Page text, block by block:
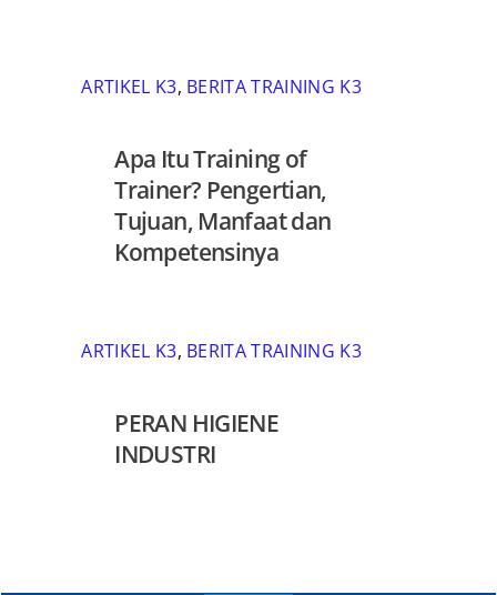
ARTIKEL K3, BERITA TRAINING K3
Apa Itu Training of
Trainer? Pengertian,
Tujuan, Manfaat dan
Kompetensinya
ARTIKEL K3, BERITA TRAINING K3
PERAN HIGIENE
INDUSTRI